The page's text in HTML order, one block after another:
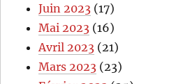
Juin 2023 (17)
Mai 2023 (16)
Avril 2023 (21)
Mars 2023 (23)